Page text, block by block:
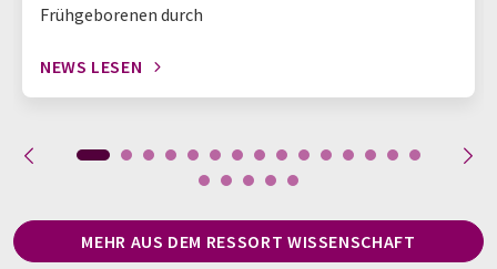
Frühgeborenen durch
NEWS LESEN
MEHR AUS DEM RESSORT WISSENSCHAFT